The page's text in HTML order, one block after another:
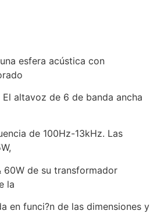
esfera acústica con
El altavoz de 6 de banda ancha
de 100Hz-13kHz. Las
60W de su transformador
la
en funci?n de las dimensiones y